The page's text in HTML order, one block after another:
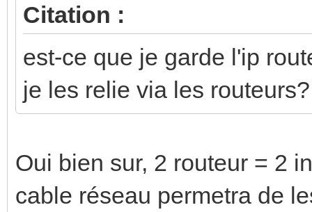
Citation :
est-ce que je garde l'ip
je les relie via les routeurs?
Oui bien sur, 2 routeur = 2
cable réseau permetra de